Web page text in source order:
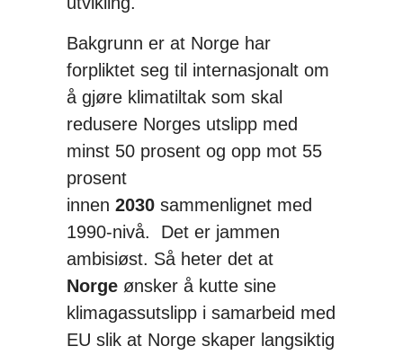
Bakgrunn er at Norge har
forpliktet seg til internasjonalt om
å gjøre klimatiltak som skal
redusere Norges utslipp med
minst 50 prosent og opp mot 55
prosent
innen 2030 sammenlignet med
1990-nivå. Det er jammen
ambisiøst. Så heter det at
Norge ønsker å kutte sine
klimagassutslipp i samarbeid med
EU slik at Norge skaper langsiktig